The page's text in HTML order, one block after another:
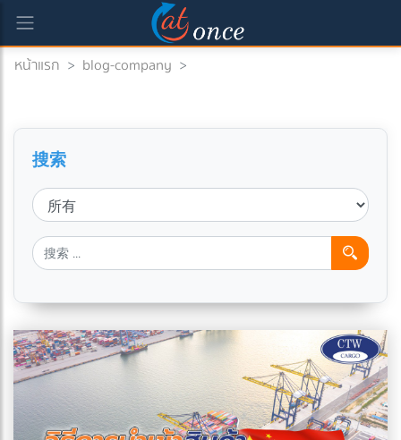
หน้าแรก > blog-company >
搜索